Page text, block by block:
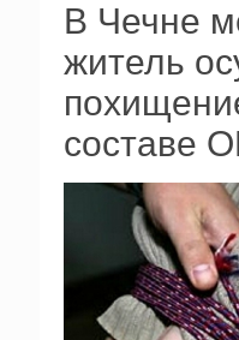
В Чечне
житель
составе